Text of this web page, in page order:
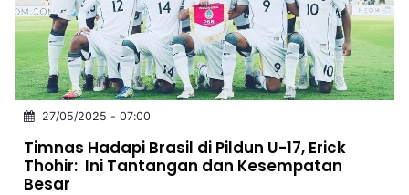
INDONESIA
Partner
NTB
Time
IDN
Jogja
Rakyat
News
Notice
Baru
27/05/2025 - 07:00
Timnas Hadapi Brasil di Pildun U-17, Erick
Thohir: Ini Tantangan dan Kesempatan
Besar